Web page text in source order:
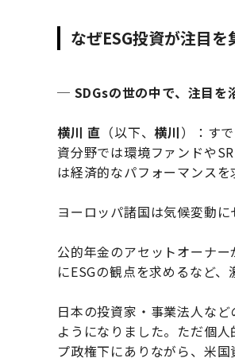
なぜESG投資が注目
─ SDGsの世の中で、注目を
横川 直 （以下、横川）：す
資分野では環境ファンドや
は経済的なパフォーマンス
ヨーロッパ諸国は気候変動
公的年金のアセットオーナ
にESGの観点を求めるなど、
日本の投資家・事業法人な
ようになりました。ただ個
プ政権下にありながら、米